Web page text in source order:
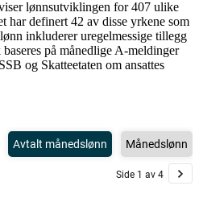
lønnsutviklingen for 407 ulike
har definert 42 av disse yrkene som
inkluderer uregelmessige tillegg
på månedlige A-meldinger
og Skatteetaten om ansattes